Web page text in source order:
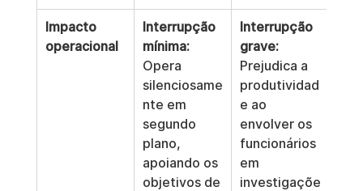
Impacto
operacional
Interrupção
mínima:
Opera
silenciosame
nte em
segundo
plano,
apoiando os
objetivos de
Interrupção
grave:
Prejudica a
produtividad
e ao
envolver os
funcionários
em
investigaçõe